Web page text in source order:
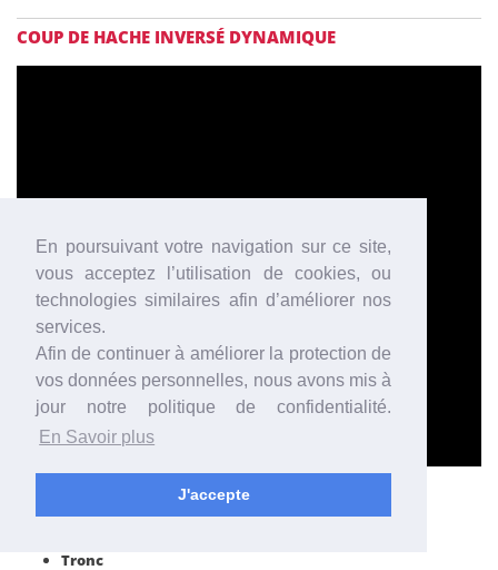
En poursuivant votre navigation sur ce site,
vous acceptez l’utilisation de cookies, ou
technologies similaires afin d’améliorer nos
services.
Afin de continuer à améliorer la protection de
vos données personnelles, nous avons mis à
jour notre politique de confidentialité.
En Savoir plus
J'accepte
COUP DE HACHE INVERSÉ DYNAMIQUE
Muscles Ciblés
Tronc